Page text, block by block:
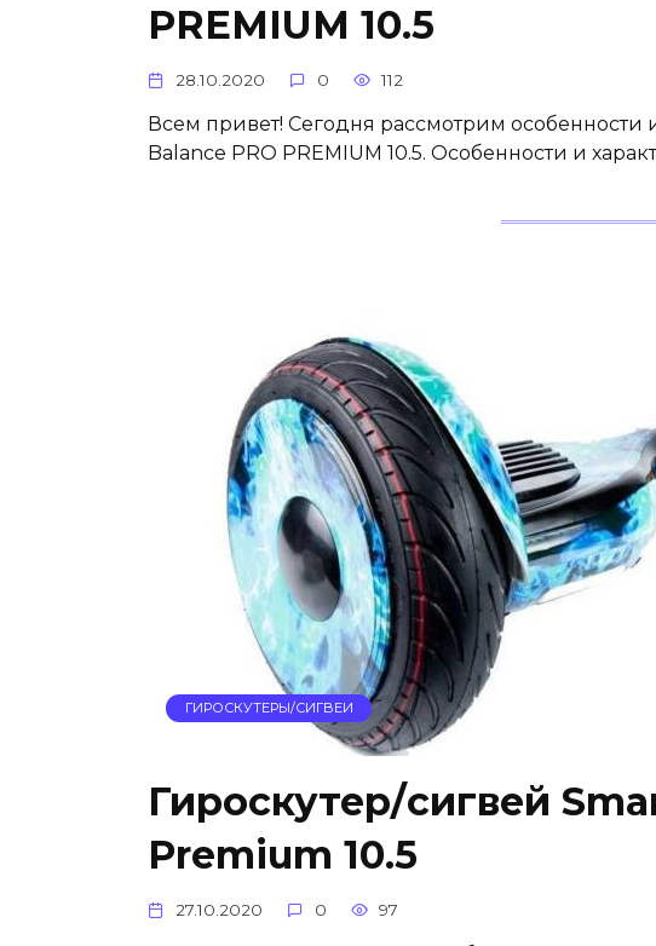
PREMIUM 10.5
28.10.2020 0 112
Всем привет! Сегодня рассмотрим особенности
Balance PRO PREMIUM 10.5. Особенности и
ГИРОСКУТЕРЫ/СИГВЕИ
Гироскутер/сигвей
Premium 10.5
27.10.2020 0 97